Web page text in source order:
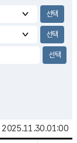
2025.11.30.01:00